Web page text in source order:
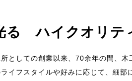
る ハイクオリテ
としての創業以来、70余年の間、木
イフスタイルや好みに応じて、細